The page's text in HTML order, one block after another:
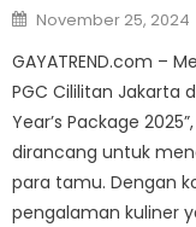
Posted
on
November 25, 2024
GAYATREND.com –
PGC Cililitan Jakarta
Year’s Package
dirancang untuk
para tamu. Dengan
pengalaman kuliner